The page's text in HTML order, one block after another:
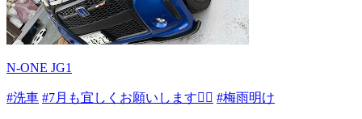
N-ONE JG1
#洗車 #7月も宜しくお願いします🙇‍♂️ #梅雨明け